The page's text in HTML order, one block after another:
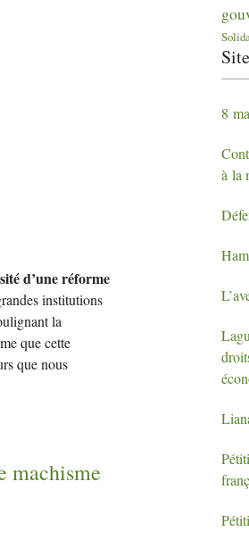
d’une réforme
institutions
la
que cette
que nous
machisme
8
à la